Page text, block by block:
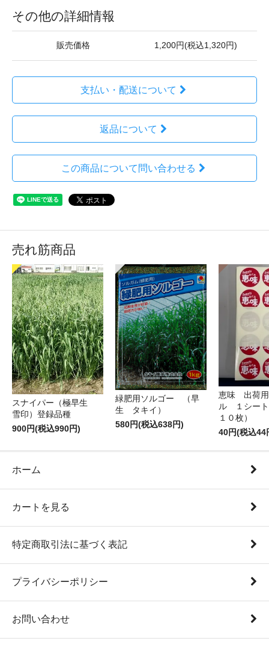
その他の詳細情報
販売価格 1,200円(税込1,320円)
支払い・配送について
返品について
この商品について問い合わせる
売れ筋商品
スナイパー（極早生
雪印）登録品種
900円(税込990円)
緑肥用ソルゴー （早
生 タキイ）
580円(税込638円)
恵味 出荷
ル １シート
１０枚）
40円(税込44
ホーム
カートを見る
特定商取引法に基づく表記
プライバシーポリシー
お問い合わせ